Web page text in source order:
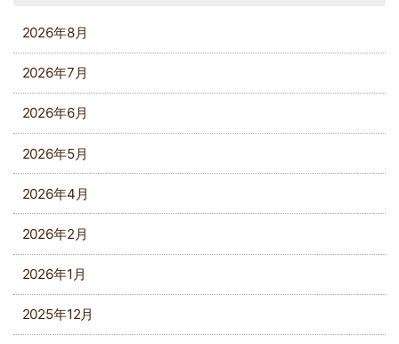
2026年8月
2026年7月
2026年6月
2026年5月
2026年4月
2026年2月
2026年1月
2025年12月